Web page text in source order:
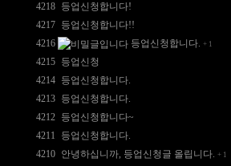
4218 등업신청합니다!
4217 등업신청합니다!!
4216
등업신청합니다. + 1
4215 등업신청
4214 등업신청합니다.
4213 등업신청합니다.
4212 등업신청합니다~
4211
등업신청합니다.
4210 안녕하십니까, 등업신청글 올립니다. + 1